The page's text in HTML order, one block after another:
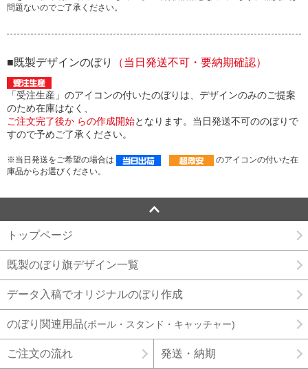
問題ないのでご了承ください。
■既製デザインのぼり （当日発送不可・要納期確認）
「受注生産」のアイコンの付いたのぼりは、デザインのみのご提案
のため在庫はなく、
ご注文完了後か らの作成開始となります。当日発送不可ののぼりで
すので予めご了承ください。
※当日発送をご希望の場合は
のアイコンの付いた在
庫品からお選びください。
トップページ
既製のぼり旗デザイン一覧
データ入稿でオリジナルのぼり作成
のぼり関連用品(ポール・スタンド・キャッチャー)
ご注文の流れ 発送・納期